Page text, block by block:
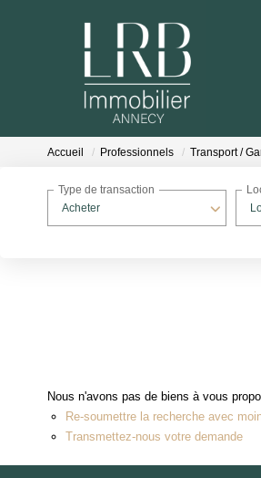
Accueil Professionnels Transport /
Acheter
Type de transaction
Nous n'avons pas de biens à vous
Re-soumettre la recherche avec
Transmettez-nous votre demande